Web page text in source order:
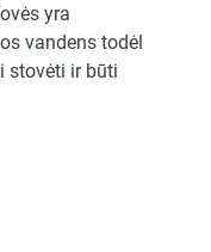
yra
vandens todėl
stovėti ir būti